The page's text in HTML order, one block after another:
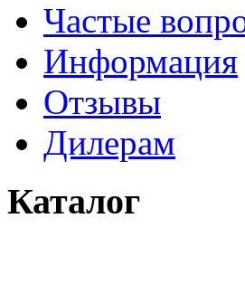
Частые
Информация
Отзывы
Дилерам
Каталог